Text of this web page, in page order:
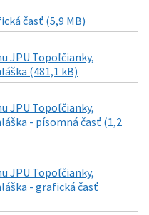
časť (5,9 MB)
JPU Topoľčianky,
(481,1 kB)
JPU Topoľčianky,
- písomná časť (1,2
JPU Topoľčianky,
- grafická časť